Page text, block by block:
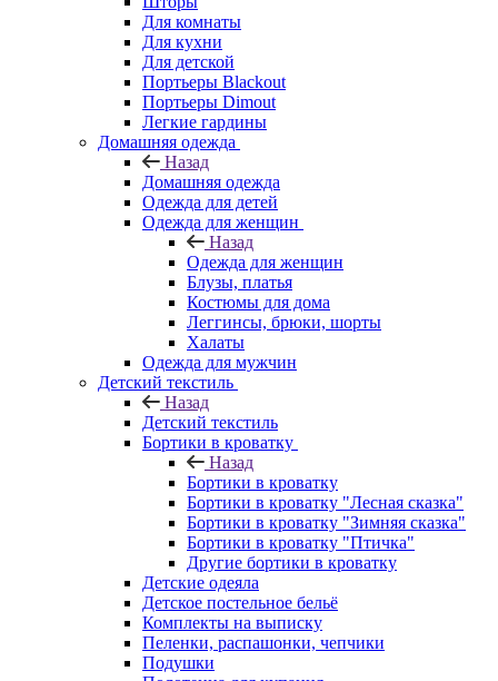
Для комнаты
Для кухни
Для детской
Портьеры Blackout
Портьеры Dimout
Легкие гардины
Домашняя одежда
Назад
Домашняя одежда
Одежда для детей
Одежда для женщин
Назад
Одежда для женщин
Блузы, платья
Костюмы для дома
Леггинсы, брюки, шорты
Халаты
Одежда для мужчин
Детский текстиль
Назад
Детский текстиль
Бортики в кроватку
Назад
Бортики в кроватку
Бортики в кроватку "Лесная сказка"
Бортики в кроватку "Зимняя сказка"
Бортики в кроватку "Птичка"
Другие бортики в кроватку
Детские одеяла
Детское постельное бельё
Комплекты на выписку
Пеленки, распашонки, чепчики
Подушки